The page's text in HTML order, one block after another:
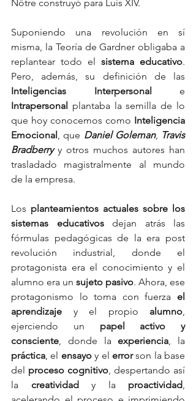
Nôtre construyó para Luis XIV.
Suponiendo una revolución en sí
misma, la Teoría de Gardner obligaba a
replantear todo el sistema educativo.
Inteligencias Interpersonal
Intrapersonal plantaba la semilla de lo
que hoy conocemos como Inteligencia
Emocional, que Daniel Goleman, Travis
Bradberry y otros muchos autores han
trasladado magistralmente al mundo
de la empresa.
Los planteamientos actuales sobre los
sistemas educativos dejan atrás las
fórmulas pedagógicas de la era post
revolución industrial, donde el
protagonista era el conocimiento y el
alumno era un sujeto pasivo. Ahora, ese
protagonismo lo toma con fuerza el
aprendizaje y el propio alumno,
ejerciendo un papel activo y
consciente, donde la experiencia
práctica, el ensayo y el error son la base
del proceso cognitivo, despertando así
la creatividad y la proactividad,